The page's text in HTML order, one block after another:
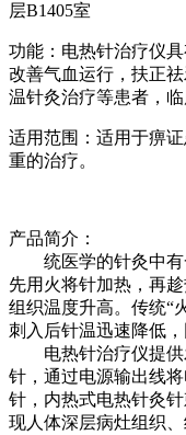
层B1405室
功能：电热针治疗仪
改善气血运行，扶正
温针灸治疗等患者，临
适用范围：适用于痹
重的治疗。
产品简介：
统医学的针灸中有
先用火将针加热，再
组织温度升高。传统“
刺入后针温迅速降低
电热针治疗仪提供
针，通过电源输出线
针，内热式电热针灸
现人体深层病灶组织